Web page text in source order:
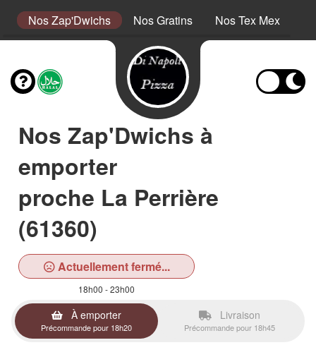
Nos Zap'Dwichs Nos Gratins Nos Tex Mex
Nos Zap'Dwichs à
emporter
proche La Perrière
(61360)
Actuellement fermé...
18h00 - 23h00
À emporter
Précommande pour 18h20
Livraison
Précommande pour 18h45